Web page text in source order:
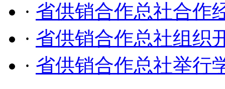
· 省供销合作总社合作
· 省供销合作总社组织
· 省供销合作总社举行